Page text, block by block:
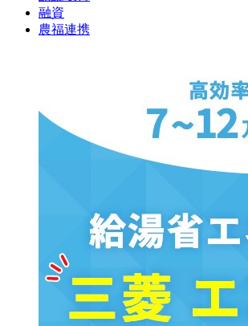
融資
農福連携